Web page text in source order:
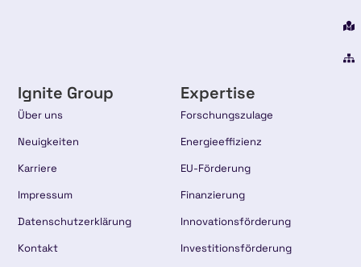
Ignite Group
Über uns
Neuigkeiten
Karriere
Impressum
Datenschutzerklärung
Kontakt
Expertise
Forschungszulage
Energieeffizienz
EU-Förderung
Finanzierung
Innovationsförderung
Investitionsförderung